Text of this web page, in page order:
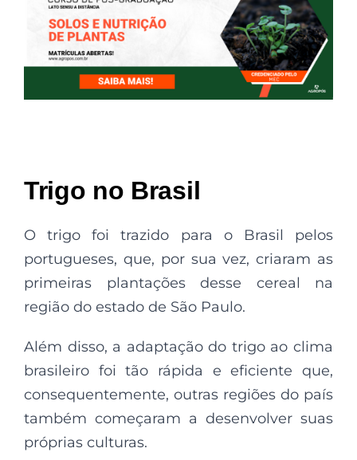
Trigo no Brasil
O trigo foi trazido para o Brasil pelos
portugueses, que, por sua vez, criaram as
primeiras plantações desse cereal na
região do estado de São Paulo.
Além disso, a adaptação do trigo ao clima
brasileiro foi tão rápida e eficiente que,
consequentemente, outras regiões do país
também começaram a desenvolver suas
próprias culturas.